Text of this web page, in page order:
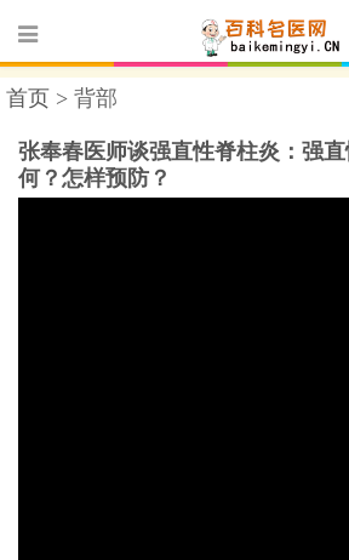
首页 > 背部
张奉春医师谈强直性脊柱炎：强
何？怎样预防？